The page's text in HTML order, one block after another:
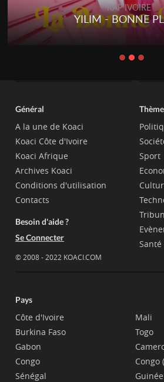
RAP IVOIRE
YILIM - BONNE
Général
A la une de Koaci
Koaci Côte d'Ivoire
Koaci Afrique
Archives Koaci
Conditions d'utilisation
Contacts
Besoin d'aide ?
Se Connecter
© 2008 - 2022 KOACI.COM
Sport
Santé
Pays
Côte d'Ivoire
Burkina Faso
Gabon
Congo
Sénégal
Mali
Togo
Congo
Guinée